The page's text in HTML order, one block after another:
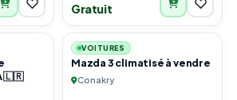
Gratuit
6
🇱🇷
4
VOITURES
Mazda 3 climatisé à vendre
Conakry